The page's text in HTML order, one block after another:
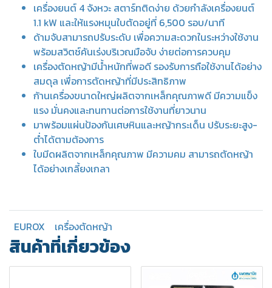
เครื่องยนต์ 4 จังหวะ สตาร์ทติดง่าย ด้วยกำลังเครื่องยนต์
1.1 kW และให้แรงหมุนใบตัดอยู่ที่ 6,500 รอบ/นาที
ด้ามจับสามารถปรับระดับ เพื่อความสะดวกในระหว่างใช้งาน
พร้อมสวิตช์คันเร่งบริเวณมือจับ ง่ายต่อการควบคุม
เครื่องตัดหญ้ามีน้ำหนักที่พอดี รองรับการถือใช้งานได้อย่าง
สมดุล เพื่อการตัดหญ้าที่มีประสิทธิภาพ
ก้านเครื่องขนาดใหญ่ผลิตจากเหล็กคุณภาพดี มีความแข็ง
แรง มั่นคงและทนทานต่อการใช้งานที่ยาวนาน
มาพร้อมแผ่นป้องกันเศษหินและหญ้ากระเด็น ปรับระยะสูง-
ต่ำได้ตามต้องการ
ใบมีดผลิตจากเหล็กคุณภาพ มีความคม สามารถตัดหญ้า
ได้อย่างเกลี้ยงเกลา
EUROX เครื่องตัดหญ้า
สินค้าที่เกี่ยวข้อง